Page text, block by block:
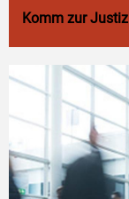
Komm zur Justiz